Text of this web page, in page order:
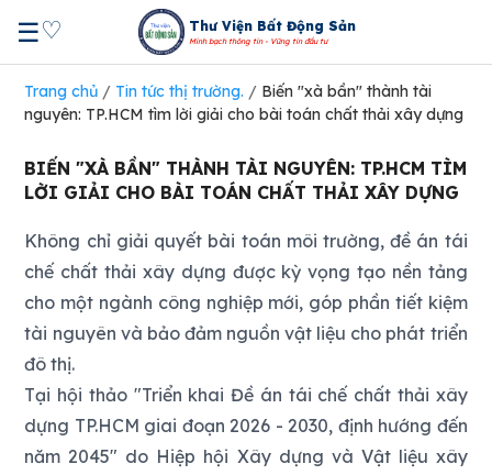
☰♡ Thư Viện Bất Động Sản
Minh bạch thông tin - Vững tin đầu tư
Trang chủ / Tin tức thị trường. / Biến "xà bần" thành tài
nguyên: TP.HCM tìm lời giải cho bài toán chất thải xây dựng
BIẾN "XÀ BẦN" THÀNH TÀI NGUYÊN: TP.HCM TÌM
LỜI GIẢI CHO BÀI TOÁN CHẤT THẢI XÂY DỰNG
Không chỉ giải quyết bài toán môi trường, đề án tái
chế chất thải xây dựng được kỳ vọng tạo nền tảng
cho một ngành công nghiệp mới, góp phần tiết kiệm
tài nguyên và bảo đảm nguồn vật liệu cho phát triển
đô thị.
Tại hội thảo "Triển khai Đề án tái chế chất thải xây
dựng TP.HCM giai đoạn 2026 - 2030, định hướng đến
năm 2045" do Hiệp hội Xây dựng và Vật liệu xây